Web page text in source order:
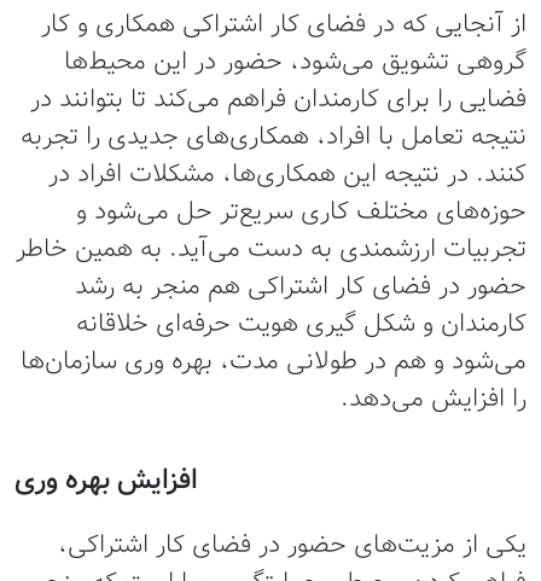
از آنجایی که در فضای کار اشتراکی همکاری و کار
گروهی تشویق می‌شود، حضور در این محیط‌ها
فضایی را برای کارمندان فراهم می‌کند تا بتوانند در
نتیجه تعامل با افراد، همکاری‌های جدیدی را تجربه
کنند. در نتیجه این همکاری‌ها، مشکلات افراد در
حوزه‌های مختلف کاری سریع‌تر حل می‌شود و
تجربیات ارزشمندی به دست می‌آید. به همین خاطر
حضور در فضای کار اشتراکی هم منجر به رشد
کارمندان و شکل گیری هویت حرفه‌ای خلاقانه
می‌شود و هم در طولانی مدت، بهره وری سازمان‌ها
را افزایش می‌دهد.
افزایش بهره وری
یکی از مزیت‌های حضور در فضای کار اشتراکی،